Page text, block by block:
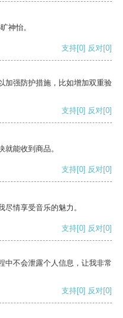
神怡。
支持[0] 反对[0]
加强防护措施，比如增加双重验
支持[0] 反对[0]
能收到商品。
支持[0] 反对[0]
情享受音乐的魅力。
支持[0] 反对[0]
中不会泄露个人信息，让我非常
支持[0] 反对[0]